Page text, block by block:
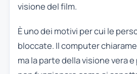
visione del film.
È uno dei motivi per cui le
bloccate. Il computer
ma la parte della visione vera